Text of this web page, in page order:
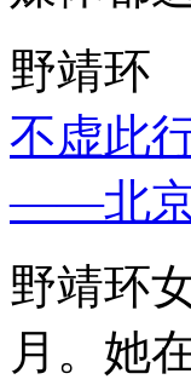
野靖环
不虚此
——北京
野靖环
月。她